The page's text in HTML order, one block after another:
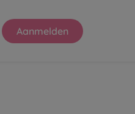
Aanmelden